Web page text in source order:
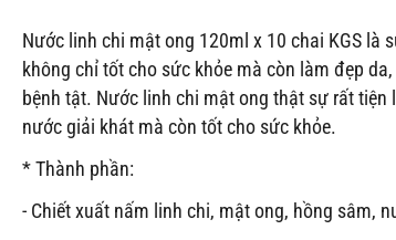
Nước linh chi mật ong 120ml x 10 chai KGS
không chỉ tốt cho sức khỏe mà còn làm đẹp
bệnh tật. Nước linh chi mật ong thật sự rất
nước giải khát mà còn tốt cho sức khỏe.
* Thành phần:
- Chiết xuất nấm linh chi, mật ong, hồng sâm,